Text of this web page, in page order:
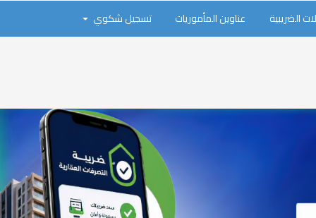
الضريبية عناوين المأموريات تسجيل شكوي